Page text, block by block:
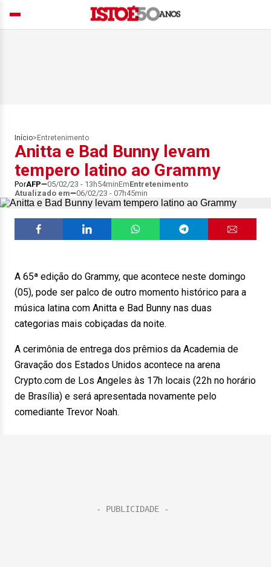
Início> Entretenimento
Anitta e Bad Bunny levam
tempero latino ao Grammy
PorAFP 05/02/23 - 13h54minEmEntretenimento
Atualizado em
06/02/23 - 07h45min
A 65ª edição do Grammy, que acontece neste domingo
(05), pode ser palco de outro momento histórico para a
música latina com Anitta e Bad Bunny nas duas
categorias mais cobiçadas da noite.
A cerimônia de entrega dos prêmios da Academia de
Gravação dos Estados Unidos acontece na arena
Crypto.com de Los Angeles às 17h locais (22h no horário
de Brasília) e será apresentada novamente pelo
comediante Trevor Noah.